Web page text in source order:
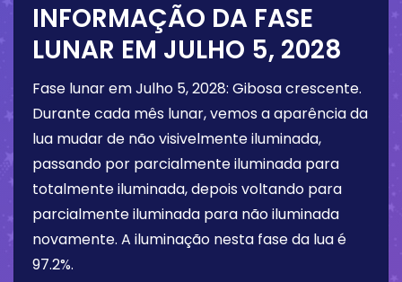
INFORMAÇÃO DA FASE
LUNAR EM JULHO 5, 2028
Fase lunar emJulho 5, 2028: Gibosa crescente.
Durante cada mês lunar, vemos a aparência da
lua mudar de não visivelmente iluminada,
passando por parcialmente iluminada para
totalmente iluminada, depois voltando para
parcialmente iluminada para não iluminada
novamente. A iluminação nesta fase da lua é
97.2%.